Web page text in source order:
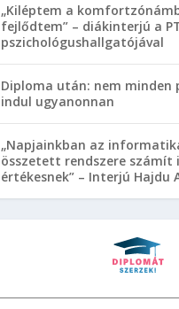
„Kiléptem a
fejlődtem” – diákinterjú a
pszichológushallgatójával
Diploma után: nem minden
indul ugyanonnan
„Napjainkban az
összetett rendszere számít
értékesnek” – Interjú Hajdu